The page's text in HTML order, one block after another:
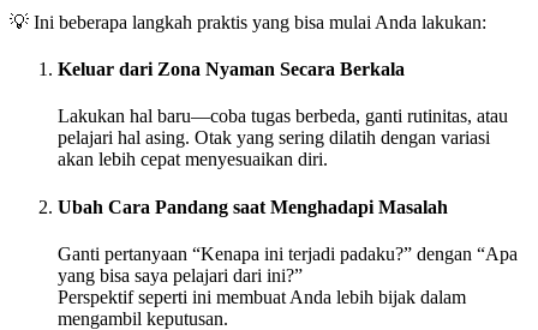
💡 Ini beberapa langkah praktis yang bisa mulai Anda lakukan:
Keluar dari Zona Nyaman Secara Berkala
Lakukan hal baru—coba tugas berbeda, ganti rutinitas, atau
pelajari hal asing. Otak yang sering dilatih dengan variasi
akan lebih cepat menyesuaikan diri.
Ubah Cara Pandang saat Menghadapi Masalah
Ganti pertanyaan “Kenapa ini terjadi padaku?” dengan “Apa
yang bisa saya pelajari dari ini?”
Perspektif seperti ini membuat Anda lebih bijak dalam
mengambil keputusan.